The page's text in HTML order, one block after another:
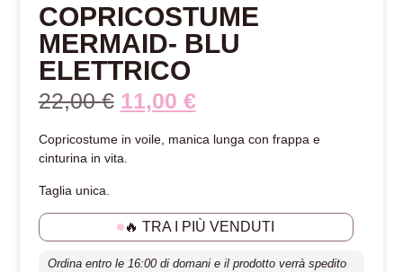
COPRICOSTUME
MERMAID- BLU
ELETTRICO
22,00€ 11,00 €
Copricostume in voile, manica lunga con frappa e
cinturina in vita.
Taglia unica.
🔥 TRA I PIÙ VENDUTI
Ordina entro le 16:00 di domani e il prodotto verrà spedito